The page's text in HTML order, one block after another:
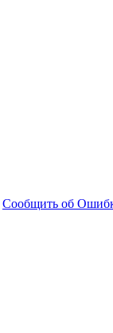
Сообщить об